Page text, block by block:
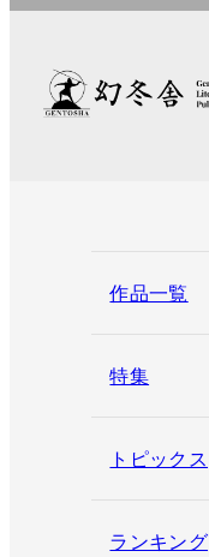
作品一覧
特集
トピックス
ランキング